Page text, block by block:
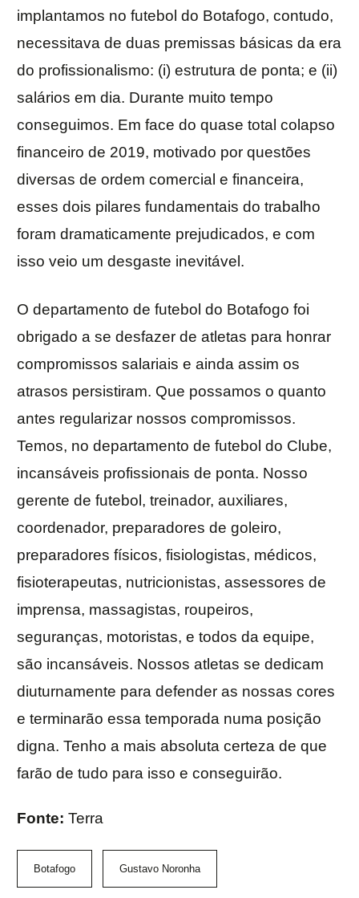
implantamos no futebol do Botafogo, contudo,
necessitava de duas premissas básicas da era
do profissionalismo: (i) estrutura de ponta; e (ii)
salários em dia. Durante muito tempo
conseguimos. Em face do quase total colapso
financeiro de 2019, motivado por questões
diversas de ordem comercial e financeira,
esses dois pilares fundamentais do trabalho
foram dramaticamente prejudicados, e com
isso veio um desgaste inevitável.
O departamento de futebol do Botafogo foi
obrigado a se desfazer de atletas para honrar
compromissos salariais e ainda assim os
atrasos persistiram. Que possamos o quanto
antes regularizar nossos compromissos.
Temos, no departamento de futebol do Clube,
incansáveis profissionais de ponta. Nosso
gerente de futebol, treinador, auxiliares,
coordenador, preparadores de goleiro,
preparadores físicos, fisiologistas, médicos,
fisioterapeutas, nutricionistas, assessores de
imprensa, massagistas, roupeiros,
seguranças, motoristas, e todos da equipe,
são incansáveis. Nossos atletas se dedicam
diuturnamente para defender as nossas cores
e terminarão essa temporada numa posição
digna. Tenho a mais absoluta certeza de que
farão de tudo para isso e conseguirão.
Fonte: Terra
Botafogo Gustavo Noronha